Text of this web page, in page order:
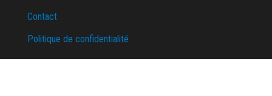
Contact
Politique de confidentialité